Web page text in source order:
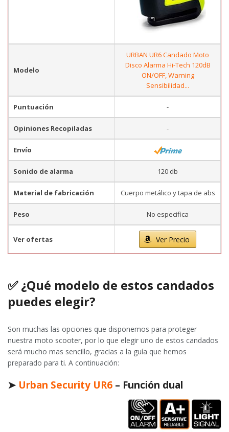
Modelo
URBAN UR6 Candado Moto
Disco Alarma Hi-Tech 120dB
ON/OFF, Warning
Sensibilidad...
Puntuación -
Opiniones Recopiladas -
Envío
Sonido de alarma 120 db
Material de fabricación Cuerpo metálico y tapa de abs
Peso No especifica
Ver ofertas Ver Precio
✅ ¿Qué modelo de estos candados
puedes elegir?
Son muchas las opciones que disponemos para proteger
nuestra moto scooter, por lo que elegir uno de estos candados
será mucho mas sencillo, gracias a la guía que hemos
preparado para ti. A continuación:
➤ Urban Security UR6 – Función dual